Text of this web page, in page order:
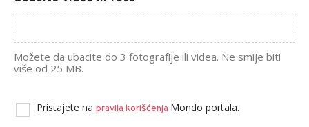
Možete da ubacite do 3 fotografije ili videa. Ne smije biti
više od 25 MB.
Pristajete na pravila korišćenja Mondo portala.